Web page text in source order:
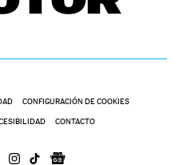
CONFIGURACIÓN DE COOKIES
CONTACTO